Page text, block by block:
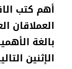
أهم كتب
العملاقان
بالغة
الإثنين